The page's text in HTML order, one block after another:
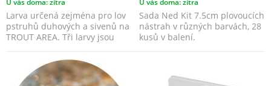
U vás doma: zítra
Larva určená zejména pro lov
pstruhů duhových a sivenů na
TROUT AREA. Tři larvy jsou
U vás doma: zítra
Sada Ned Kit 7.5cm plovoucích
nástrah v různých barvách, 28
kusů v balení.